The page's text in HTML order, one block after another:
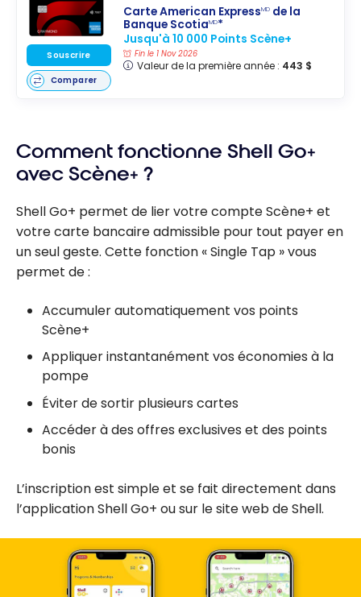
Carte American ExpressMD de la
Banque ScotiaMD*
Jusqu'à 10 000 Points Scène+
Fin le 1 Nov 2026
Valeur de la première année : 443 $
Souscrire
Comparer
Comment fonctionne Shell Go+
avec Scène+ ?
Shell Go+ permet de lier votre compte Scène+ et
votre carte bancaire admissible pour tout payer en
un seul geste. Cette fonction « Single Tap » vous
permet de :
Accumuler automatiquement vos points
Scène+
Appliquer instantanément vos économies à la
pompe
Éviter de sortir plusieurs cartes
Accéder à des offres exclusives et des points
bonis
L’inscription est simple et se fait directement dans
l’application Shell Go+ ou sur le site web de Shell.